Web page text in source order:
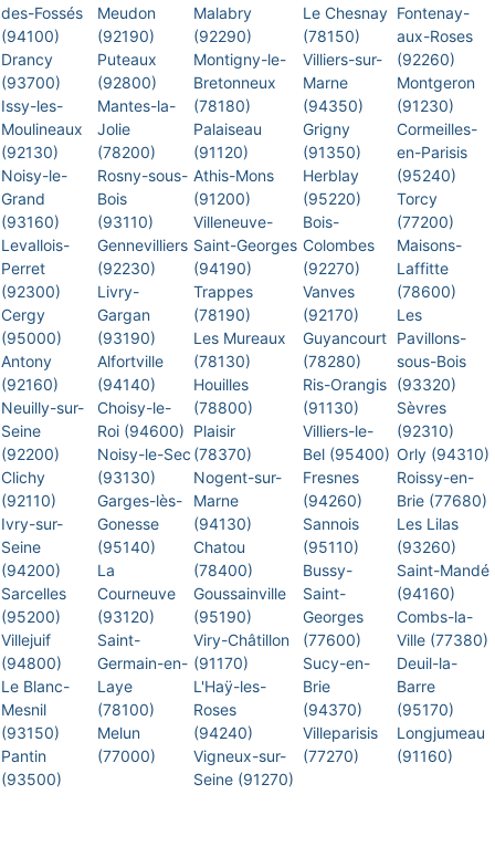
des-Fossés
(94100)
Drancy
(93700)
Issy-les-
Moulineaux
(92130)
Noisy-le-
Grand
(93160)
Levallois-
Perret
(92300)
Cergy
(95000)
Antony
(92160)
Neuilly-sur-
Seine
(92200)
Clichy
(92110)
Ivry-sur-
Seine
(94200)
Sarcelles
(95200)
Villejuif
(94800)
Le Blanc-
Mesnil
(93150)
Pantin
(93500)
Meudon
(92190)
Puteaux
(92800)
Mantes-la-
Jolie
(78200)
Rosny-sous-
Bois
(93110)
Gennevilliers
(92230)
Livry-
Gargan
(93190)
Alfortville
(94140)
Choisy-le-
Roi (94600)
Noisy-le-Sec
(93130)
Garges-lès-
Gonesse
(95140)
La
Courneuve
(93120)
Saint-
Germain-en-
Laye
(78100)
Melun
(77000)
Malabry
(92290)
Montigny-le-
Bretonneux
(78180)
Palaiseau
(91120)
Athis-Mons
(91200)
Villeneuve-
Saint-Georges
(94190)
Trappes
(78190)
Les Mureaux
(78130)
Houilles
(78800)
Plaisir
(78370)
Nogent-sur-
Marne
(94130)
Chatou
(78400)
Goussainville
(95190)
Viry-Châtillon
(91170)
L'Haÿ-les-
Roses
(94240)
Vigneux-sur-
Seine (91270)
Le Chesnay
(78150)
Villiers-sur-
Marne
(94350)
Grigny
(91350)
Herblay
(95220)
Bois-
Colombes
(92270)
Vanves
(92170)
Guyancourt
(78280)
Ris-Orangis
(91130)
Villiers-le-
Bel (95400)
Fresnes
(94260)
Sannois
(95110)
Bussy-
Saint-
Georges
(77600)
Sucy-en-
Brie
(94370)
Villeparisis
(77270)
Fontenay-
aux-Roses
(92260)
Montgeron
(91230)
Cormeilles-
en-Parisis
(95240)
Torcy
(77200)
Maisons-
Laffitte
(78600)
Les
Pavillons-
sous-Bois
(93320)
Sèvres
(92310)
Orly (94310)
Roissy-en-
Brie (77680)
Les Lilas
(93260)
Saint-Mandé
(94160)
Combs-la-
Ville (77380)
Deuil-la-
Barre
(95170)
Longjumeau
(91160)